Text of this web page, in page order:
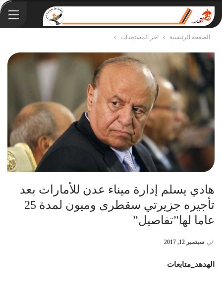
الصفحة الرئيسية اخر المستجدات
هادي يسلم إدارة ميناء عدن للأمارات بعد
تأجيره جزيرتي سقطرى وميون لمدة 25
عاما لها”تفاصيل”
في سبتمبر 12, 2017
الهدهد_متابعات